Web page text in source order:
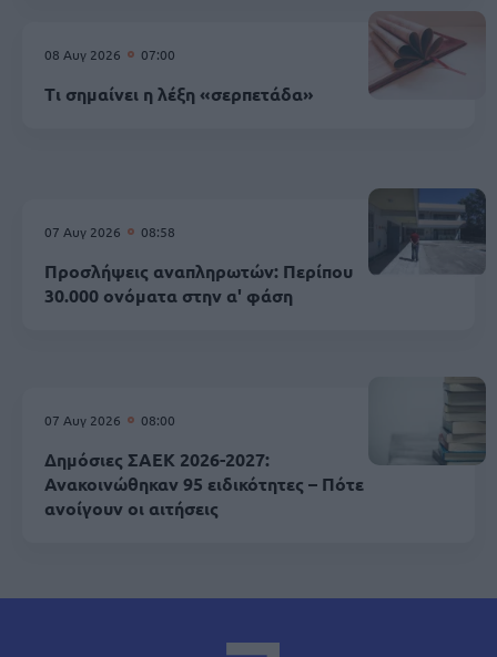
08 Αυγ 2026 07:00
Τι σημαίνει η λέξη «σερπετάδα»
07 Αυγ 2026 08:58
Προσλήψεις αναπληρωτών: Περίπου
30.000 ονόματα στην α' φάση
07 Αυγ 2026 08:00
Δημόσιες ΣΑΕΚ 2026-2027:
Ανακοινώθηκαν 95 ειδικότητες – Πότε
ανοίγουν οι αιτήσεις